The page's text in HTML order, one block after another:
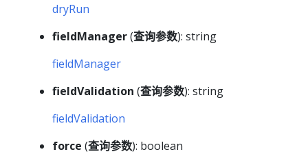
dryRun
fieldManager(查询参数): string
fieldManager
fieldValidation (查询参数): string
fieldValidation
force (查询参数): boolean